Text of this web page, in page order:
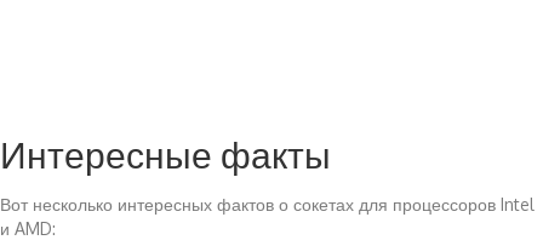
Интересные факты
Вот несколько интересных фактов о сокетах для процессоров Intel
и AMD: